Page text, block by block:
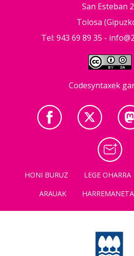
San Esteban
Tolosa
Tel: 943 69 89 35 -
Codesyntaxek
HONI BURUZ LEGE OHARRA
ARAUAK